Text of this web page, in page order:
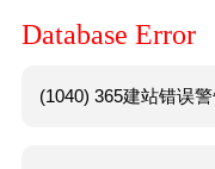
Database Error
(1040) 365建站错误